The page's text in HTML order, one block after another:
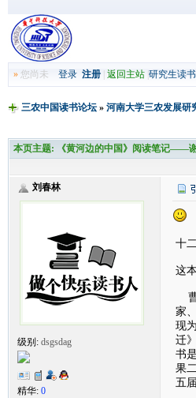
»您尚未 登录 注册| 返回主站| 研究生读书|
三农中国读书论坛» 河南大学三农发展研
本页主题: 《黄河边的中国》阅读笔记——
刘春林
级别: dsgsdag
精华: 0
十
这
曹
家
现
迁
书
果
五